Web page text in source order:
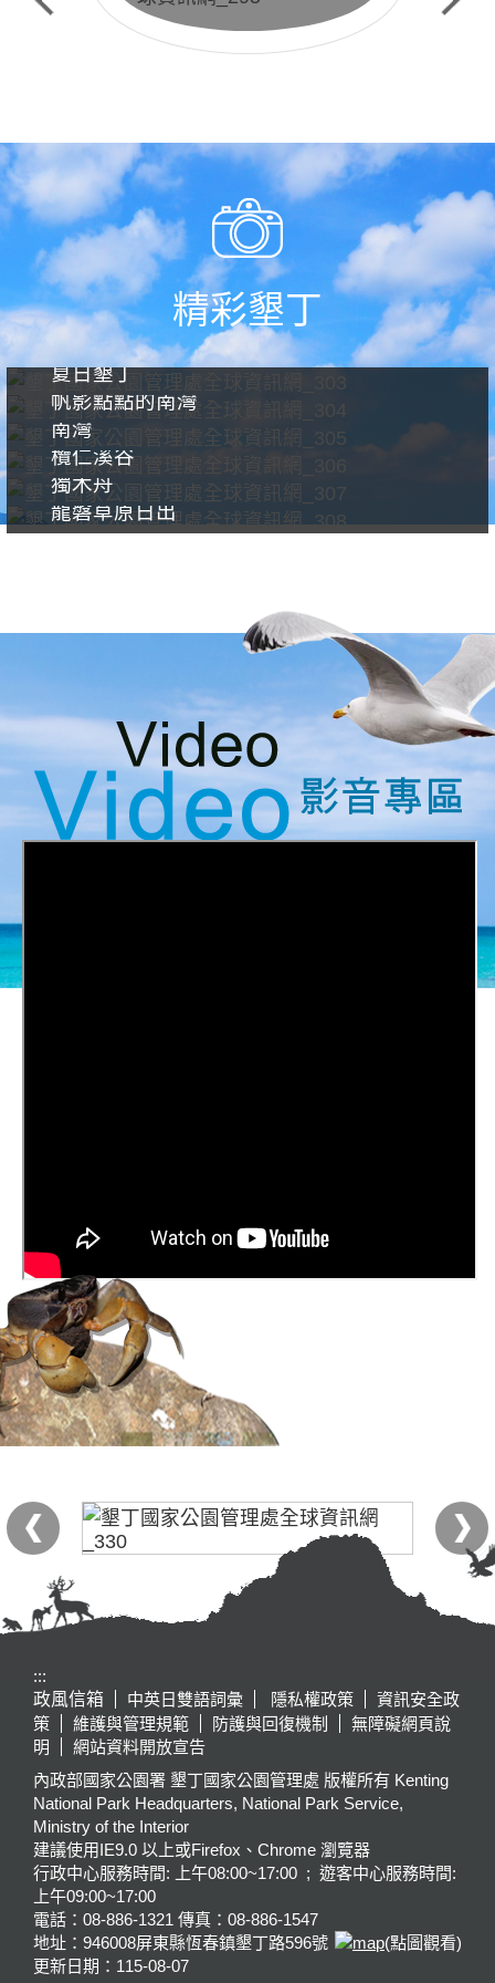
精彩墾丁
夏日墾丁
帆影點點的南灣
南灣
欖仁溪谷
獨木舟
龍磐草原日出
:::
政風信箱
中英日雙語詞彙 隱私權政策
資訊安全政
策
維護與管理規範 防護與回復機制
無障礙網頁說
明
網站資料開放宣告
內政部國家公園署 墾丁國家公園管理處 版權所有 Kenting
National Park Headquarters, National Park Service,
Ministry of the Interior
建議使用IE9.0 以上或Firefox、Chrome 瀏覽器
行政中心服務時間: 上午08:00~17:00 ; 遊客中心服務時間:
上午09:00~17:00
電話：08-886-1321 傳真：08-886-1547
地址：946008屏東縣恆春鎮墾丁路596號
(點圖觀看)
更新日期： 115-08-07